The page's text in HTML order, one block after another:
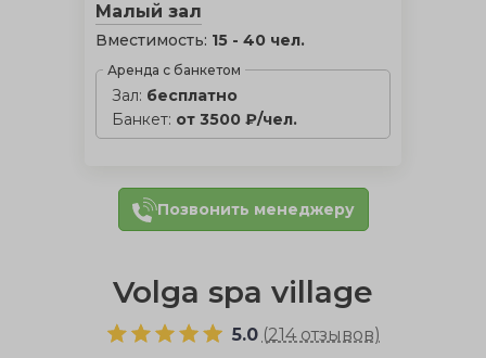
Малый зал
Вместимость: 15 - 40 чел.
Аренда с банкетом
Зал: бесплатно
Банкет: от 3500 ₽/чел.
Позвонить менеджеру
Volga spa village
5.0 (214 отзывов)